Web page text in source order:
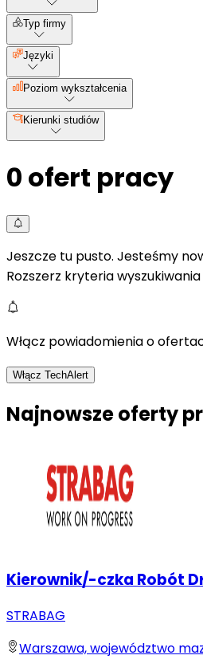
Typ firmy
Języki
Poziom wykształcenia
Kierunki studiów
0 ofert pracy
Jeszcze tu pusto. Jesteśmy
Rozszerz kryteria
Włącz powiadomienia o
Włącz TechAlert
Najnowsze oferty
Kierownik/-czka Robót
STRABAG
Warszawa, województwo